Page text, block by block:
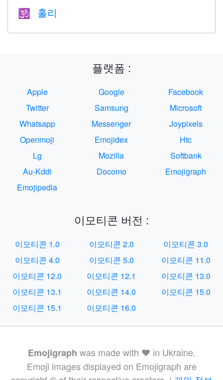
🕉 홀리
플랫폼 :
Apple Google
Facebook
Twitter
Samsung
Microsoft
Whatsapp
Messenger
Joypixels
Openmoji
Emojidex
Htc
Lg
Mozilla
Softbank
Au-Kddi
Docomo
Emojigraph
Emojipedia
이모티콘 버전 :
이모티콘 1.0 이모티콘 2.0
이모티콘 3.0
이모티콘 4.0
이모티콘 5.0
이모티콘 11.0
이모티콘 12.0
이모티콘 12.1
이모티콘 13.0
이모티콘 13.1
이모티콘 14.0
이모티콘 15.0
이모티콘 15.1
이모티콘 16.0
Emojigraph was made with ❤️ in Ukraine.
Emoji images displayed on Emojigraph are